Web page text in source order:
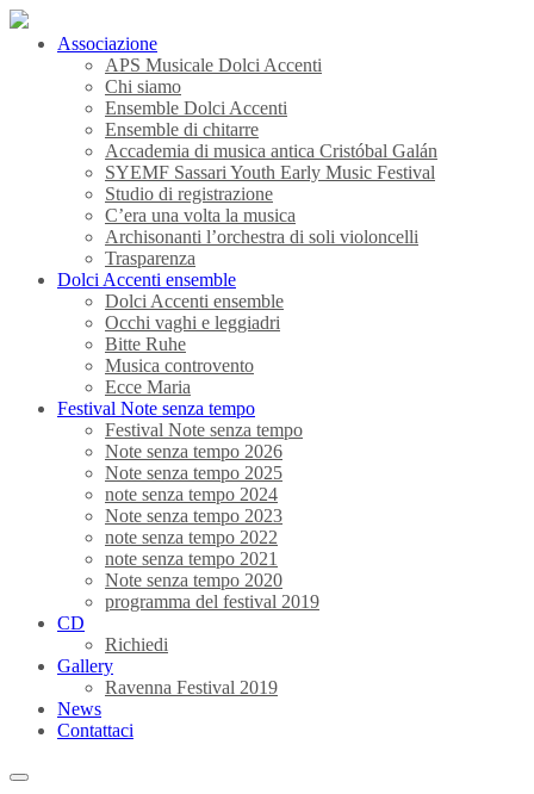
Associazione
APS Musicale Dolci Accenti
Chi siamo
Ensemble Dolci Accenti
Ensemble di chitarre
Accademia di musica antica Cristóbal Galán
SYEMF Sassari Youth Early Music Festival
Studio di registrazione
C’era una volta la musica
Archisonanti l’orchestra di soli violoncelli
Trasparenza
Dolci Accenti ensemble
Dolci Accenti ensemble
Occhi vaghi e leggiadri
Bitte Ruhe
Musica controvento
Ecce Maria
Festival Note senza tempo
Festival Note senza tempo
Note senza tempo 2026
Note senza tempo 2025
note senza tempo 2024
Note senza tempo 2023
note senza tempo 2022
note senza tempo 2021
Note senza tempo 2020
programma del festival 2019
CD
Richiedi
Gallery
Ravenna Festival 2019
News
Contattaci